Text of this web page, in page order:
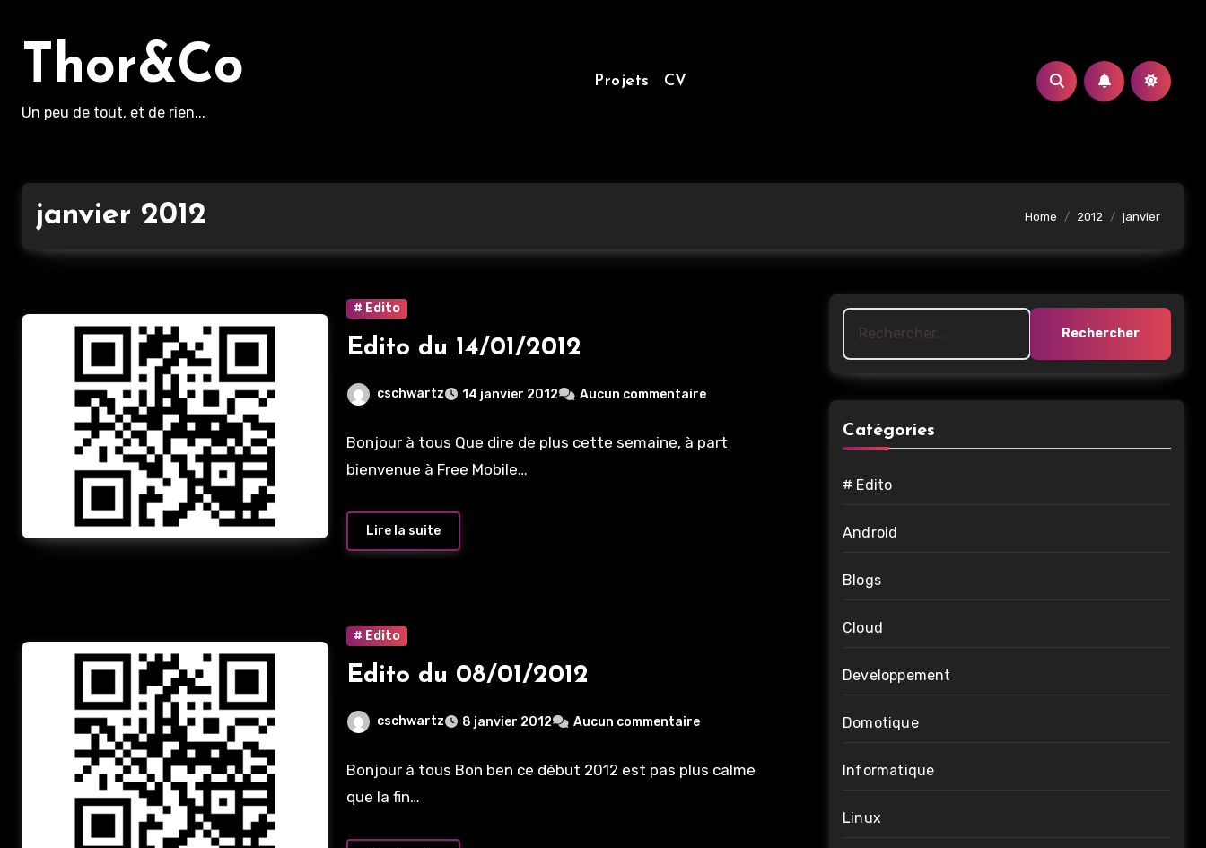
principalThor&Co
Un peu de tout, et de rien...
Projets CV
janvier 2012 Home 2012 janvier
# Edito
Edito du 14/01/2012
cschwartz 14 janvier 2012 Aucun commentaire
Bonjour à tous Que dire de plus cette semaine, à part
bienvenue à Free Mobile…
Lire la suite
# Edito
Edito du 08/01/2012
cschwartz 8 janvier 2012 Aucun commentaire
Bonjour à tous Bon ben ce début 2012 est pas plus calme
que la fin…
Rechercher :
Catégories
# Edito
Android
Blogs
Cloud
Developpement
Domotique
Informatique
Linux